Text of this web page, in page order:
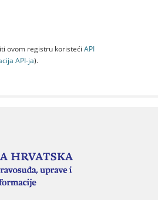
ovom registru koristeći API
API-jа).